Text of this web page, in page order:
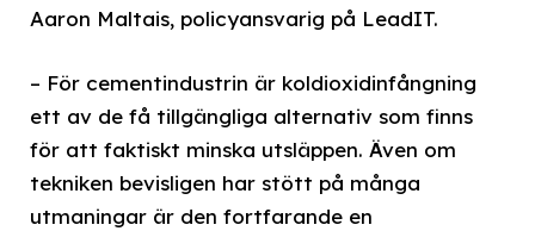
Aaron Maltais, policyansvarig på LeadIT.
– För cementindustrin är koldioxidinfångning
ett av de få tillgängliga alternativ som finns
för att faktiskt minska utsläppen. Även om
tekniken bevisligen har stött på många
utmaningar är den fortfarande en